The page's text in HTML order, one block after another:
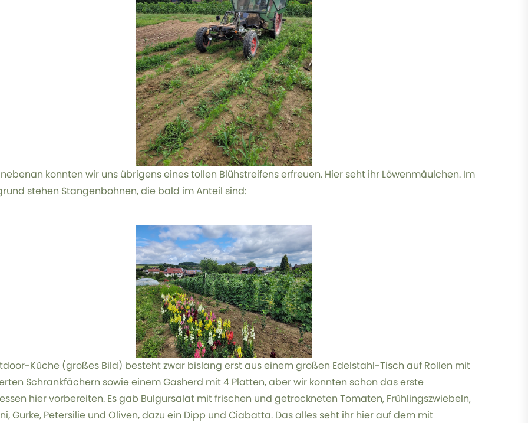
konnten wir uns übrigens eines tollen Blühstreifens erfreuen. Hier seht ihr Löwenmäulchen. Im
stehen Stangenbohnen, die bald im Anteil sind:
Küche (großes Bild) besteht zwar bislang erst aus einem großen Edelstahl-Tisch auf Rollen mit
Schrankfächern sowie einem Gasherd mit 4 Platten, aber wir konnten schon das erste
hier vorbereiten. Es gab Bulgursalat mit frischen und getrockneten Tomaten, Frühlingszwiebeln,
Gurke, Petersilie und Oliven, dazu ein Dipp und Ciabatta. Das alles seht ihr hier auf dem mit